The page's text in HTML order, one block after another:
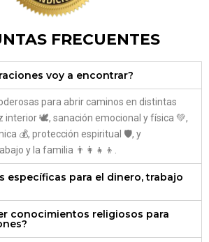
FRECUENTES
voy a encontrar?
para abrir caminos en distintas
interior 🕊️, sanación emocional y física 💚,
💰, protección espiritual 🛡️, y
y la familia 👨‍👩‍👧‍👦.
específicas para el dinero, trabajo
conocimientos religiosos para